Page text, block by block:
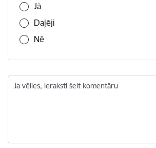
Jā
Daļēji
Nē
Ja vēlies, ieraksti šeit komentāru